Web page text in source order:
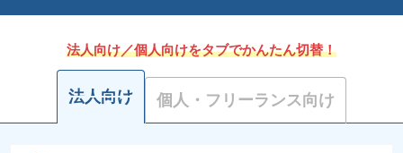
法人向け／個人向けをタブでかんたん切替！
法人向け 個人・フリーランス向け